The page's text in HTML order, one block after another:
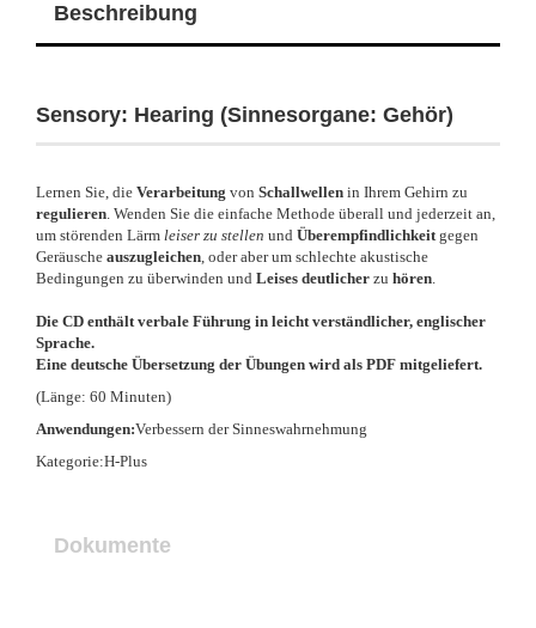
Beschreibung
Sensory: Hearing (Sinnesorgane: Gehör)
Lernen Sie, die Verarbeitung von Schallwellen in Ihrem Gehirn zu
regulieren. Wenden Sie die einfache Methode überall und jederzeit an,
um störenden Lärm leiser zu stellen und Überempfindlichkeitgegen
Geräusche auszugleichen, oder aber um schlechte akustische
Bedingungen zu überwinden und Leises deutlicher zu hören.
Die CD enthält verbale Führung in leicht verständlicher, englischer
Sprache.
Eine deutsche Übersetzung der Übungen wird als PDF mitgeliefert.
(Länge: 60 Minuten)
Anwendungen:Verbessern der Sinneswahrnehmung
Kategorie:H-Plus
Dokumente